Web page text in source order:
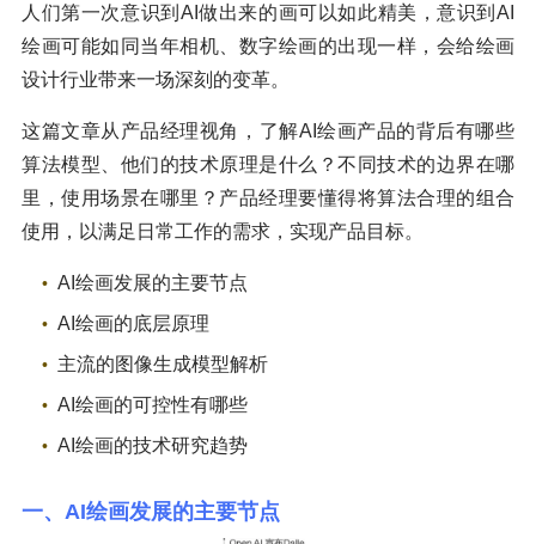
人们第一次意识到AI做出来的画可以如此精美，意识到AI
绘画可能如同当年相机、数字绘画的出现一样，会给绘画
设计行业带来一场深刻的变革。
这篇文章从产品经理视角，了解AI绘画产品的背后有哪些
算法模型、他们的技术原理是什么？不同技术的边界在哪
里，使用场景在哪里？产品经理要懂得将算法合理的组合
使用，以满足日常工作的需求，实现产品目标。
AI绘画发展的主要节点
AI绘画的底层原理
主流的图像生成模型解析
AI绘画的可控性有哪些
AI绘画的技术研究趋势
一、AI绘画发展的主要节点